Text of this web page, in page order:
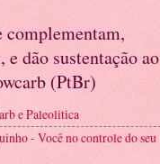
complementam,
e dão sustentação ao
(PtBr)
e Paleolitica
- Você no controle do seu